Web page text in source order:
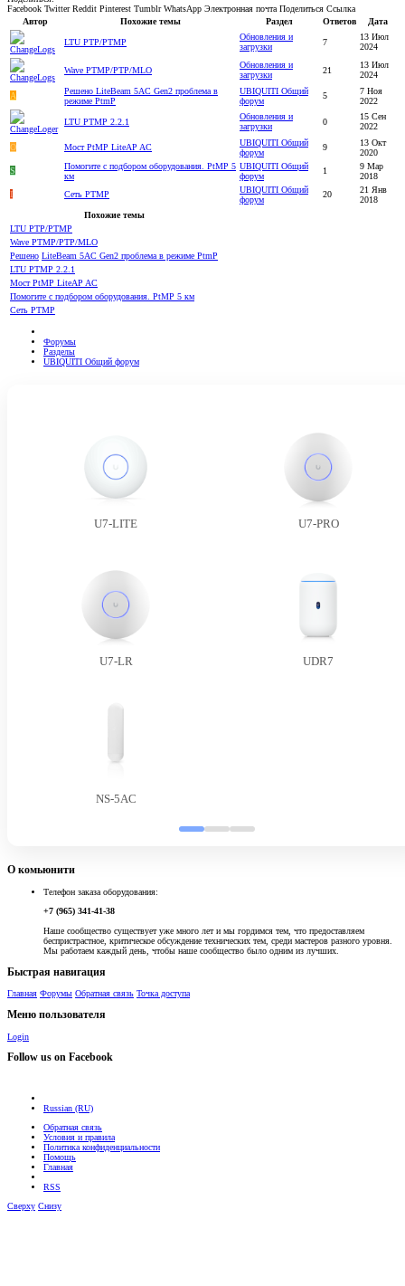
Facebook Twitter Reddit Pinterest Tumblr WhatsApp Электронная почта Поделиться Ссылка
Автор
Похожие темы Раздел Ответов Дата
LTU PTP/PTMP
Обновления и
загрузки
7
13 Июл
2024
Wave PTMP/PTP/MLO
Обновления и
загрузки
21
13 Июл
2024
A Решено LiteBeam 5AC Gen2 проблема в
режиме PtmP
UBIQUITI Общий
форум
5
7 Ноя
2022
LTU PTMP 2.2.1
Обновления и
загрузки
0
15 Сен
2022
O Мост PtMP LiteAP AC
UBIQUITI Общий
форум
9
13 Окт
2020
S
Помогите с подбором оборудования. PtMP 5
км
UBIQUITI Общий
форум
1
9 Мар
2018
I
Сеть PTMP
UBIQUITI Общий
форум
20
21 Янв
2018
Похожие темы
LTU PTP/PTMP
Wave PTMP/PTP/MLO
Решено LiteBeam 5AC Gen2 проблема в режиме PtmP
LTU PTMP 2.2.1
Мост PtMP LiteAP AC
Помогите с подбором оборудования. PtMP 5 км
Сеть PTMP
Форумы
Разделы
UBIQUITI Общий форум
U7-LITE U7-PRO
U7-LR UDR7
NS-5AC
О комьюнити
Телефон заказа оборудования:
+7 (965) 341-41-38
Наше сообщество существует уже много лет и мы гордимся тем, что предоставляем
беспристрастное, критическое обсуждение технических тем, среди мастеров разного уровня.
Мы работаем каждый день, чтобы наше сообщество было одним из лучших.
Быстрая навигация
Главная Форумы Обратная связь Точка доступа
Меню пользователя
Login
Follow us on Facebook
Russian (RU)
Обратная связь
Условия и правила
Политика конфиденциальности
Помощь
Главная
RSS
Сверху Снизу